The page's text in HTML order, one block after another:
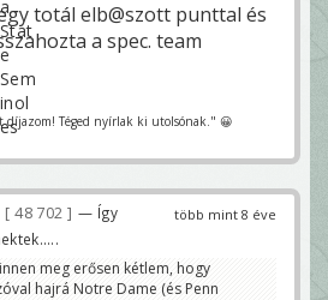
totál elb@szott punttal és
a spec. team
díjazom! Téged nyírlak ki utolsónak." 😀
több mint 8 éve
48 702
— Így
meg erősen kétlem, hogy
hajrá Notre Dame (és Penn